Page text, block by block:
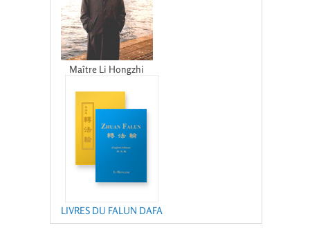
Maître Li Hongzhi
LIVRES DU FALUN DAFA